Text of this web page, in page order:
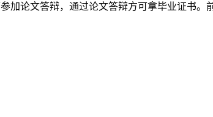
加论文答辩，通过论文答辩方可拿毕业证书